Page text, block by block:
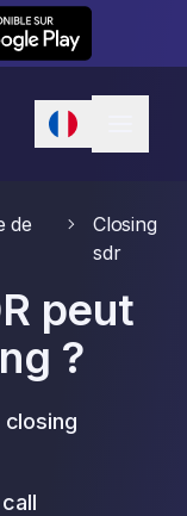
de
Closing
sdr
peut
?